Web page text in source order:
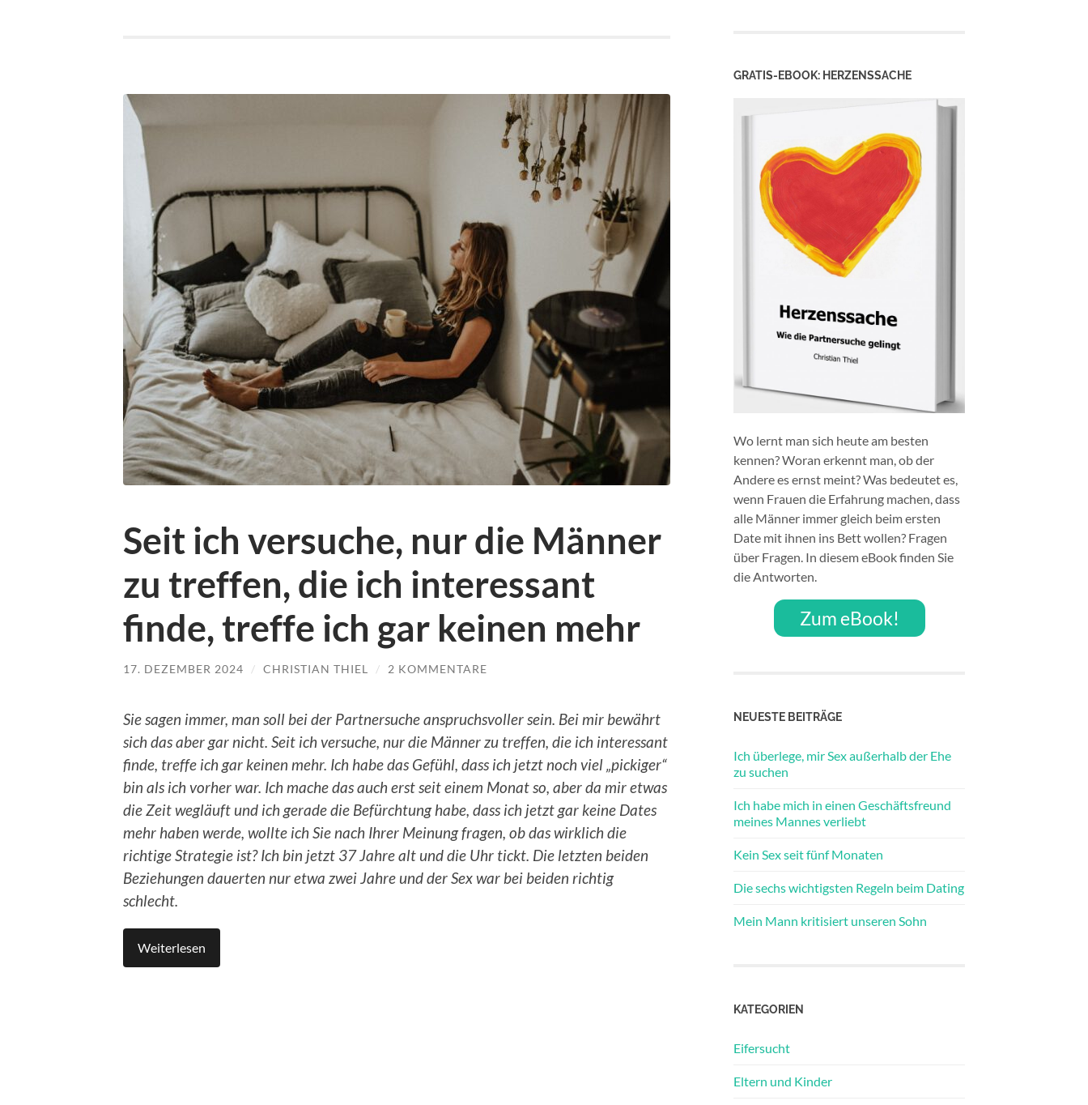
Seit ich versuche, nur die Männer
zu treffen, die ich interessant
finde, treffe ich gar keinen mehr
17. DEZEMBER 2024 / CHRISTIAN THIEL / 2 KOMMENTARE
Sie sagen immer, man soll bei der Partnersuche anspruchsvoller sein. Bei mir bewährt
sich das aber gar nicht. Seit ich versuche, nur die Männer zu treffen, die ich interessant
finde, treffe ich gar keinen mehr. Ich habe das Gefühl, dass ich jetzt noch viel „pickiger“
bin als ich vorher war. Ich mache das auch erst seit einem Monat so, aber da mir etwas
die Zeit wegläuft und ich gerade die Befürchtung habe, dass ich jetzt gar keine Dates
mehr haben werde, wollte ich Sie nach Ihrer Meinung fragen, ob das wirklich die
richtige Strategie ist? Ich bin jetzt 37 Jahre alt und die Uhr tickt. Die letzten beiden
Beziehungen dauerten nur etwa zwei Jahre und der Sex war bei beiden richtig
schlecht.
Weiterlesen
GRATIS-EBOOK: HERZENSSACHE
Wo lernt man sich heute am besten
kennen? Woran erkennt man, ob der
Andere es ernst meint? Was bedeutet es,
wenn Frauen die Erfahrung machen, dass
alle Männer immer gleich beim ersten
Date mit ihnen ins Bett wollen? Fragen
über Fragen. In diesem eBook finden Sie
die Antworten.
Zum eBook!
NEUESTE BEITRÄGE
Ich überlege, mir Sex außerhalb der Ehe
zu suchen
Ich habe mich in einen Geschäftsfreund
meines Mannes verliebt
Kein Sex seit fünf Monaten
Die sechs wichtigsten Regeln beim Dating
Mein Mann kritisiert unseren Sohn
KATEGORIEN
Eifersucht
Eltern und Kinder